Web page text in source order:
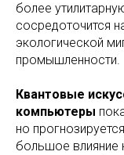
более
сосредоточится
экологической
промышленности.
Квантовые
компьютеры
но
большое влияние